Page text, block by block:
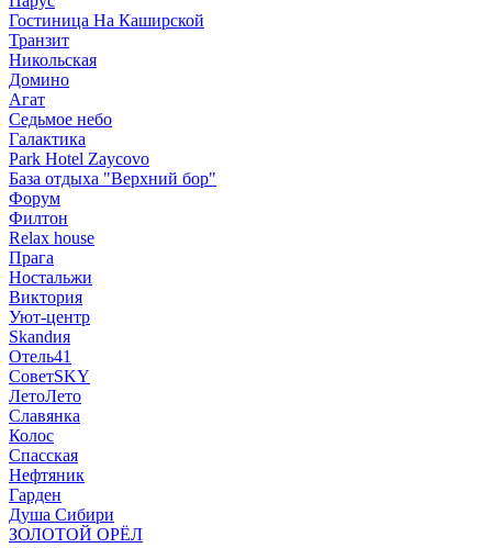
Гостиница На Каширской
Транзит
Никольская
Домино
Агат
Седьмое небо
Галактика
Park Hotel Zaycovo
База отдыха "Верхний бор"
Форум
Филтон
Relax house
Прага
Ностальжи
Виктория
Уют-центр
Skandия
Отель41
СоветSKY
ЛетоЛето
Славянка
Колос
Спасская
Нефтяник
Гарден
Душа Сибири
ЗОЛОТОЙ ОРЁЛ